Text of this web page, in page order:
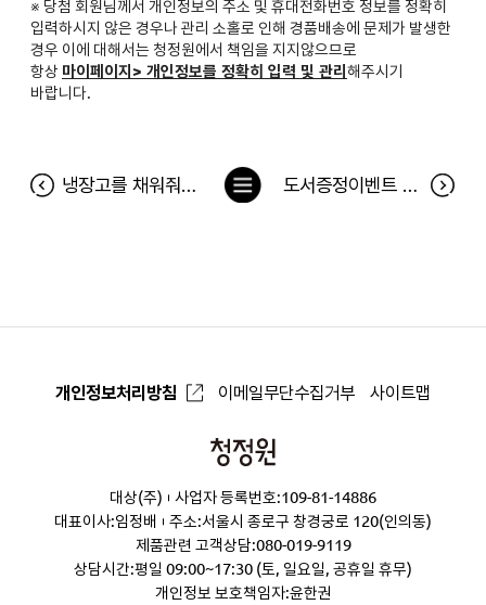
※ 당첨 회원님께서 개인정보의 주소 및 휴대전화번호 정보를 정확히
입력하시지 않은 경우나 관리 소홀로 인해 경품배송에 문제가 발생한
경우 이에 대해서는 청정원에서 책임을 지지않으므로
항상 마이페이지> 개인정보를 정확히 입력 및 관리 해주시기
바랍니다.
냉장고를 채워줘 147차 당첨자(11월 4일~11월 10일) 도서증정이벤트 <새 차 사는 날> 당첨자
목
개인정보처리방침 이메일무단수집거부 사이트맵
청
원
대상(주)
사업자 등록번호:109-81-14886
대표이사:임정배
주소:서울시 종로구 창경궁로 120(인의동)
제품관련 고객상담:080-019-9119
상담시간:평일 09:00~17:30 (토, 일요일, 공휴일 휴무)
개인정보 보호책임자:윤한권